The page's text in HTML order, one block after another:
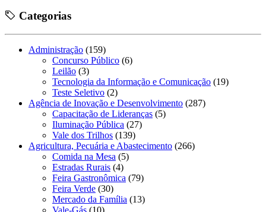
Categorias
Administração (159)
Concurso Público (6)
Leilão (3)
Tecnologia da Informação e Comunicação (19)
Teste Seletivo (2)
Agência de Inovação e Desenvolvimento (287)
Capacitação de Lideranças (5)
Iluminação Pública (27)
Vale dos Trilhos (139)
Agricultura, Pecuária e Abastecimento (266)
Comida na Mesa (5)
Estradas Rurais (4)
Feira Gastronômica (79)
Feira Verde (30)
Mercado da Família (13)
Vale-Gás (10)